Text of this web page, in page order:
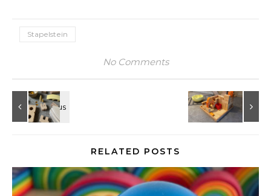
Stapelstein
No Comments
RELATED POSTS